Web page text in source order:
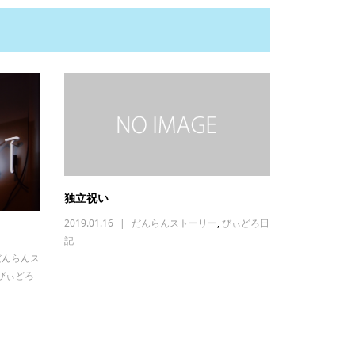
らんス
ぃどろ
独立祝い
2019.01.16 だんらんストーリー,びぃどろ日
記